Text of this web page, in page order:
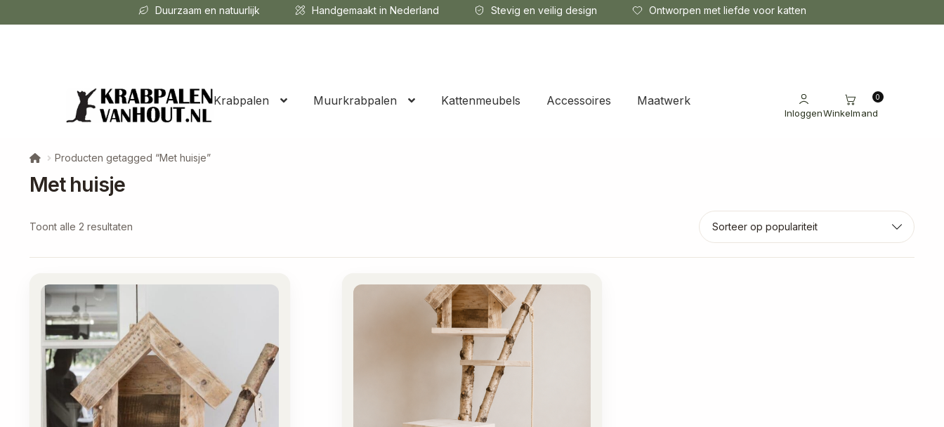
Duurzaam en natuurlijk Handgemaakt in Nederland Stevig en veilig design Ontworpen met liefde voor katten
Krabpalen Muurkrabpalen Kattenmeubels Accessoires Maatwerk
InloggenWinkelmand
0
Producten getagged “Met huisje”
Met huisje
Toont alle 2 resultatenGesorteerd
populariteit